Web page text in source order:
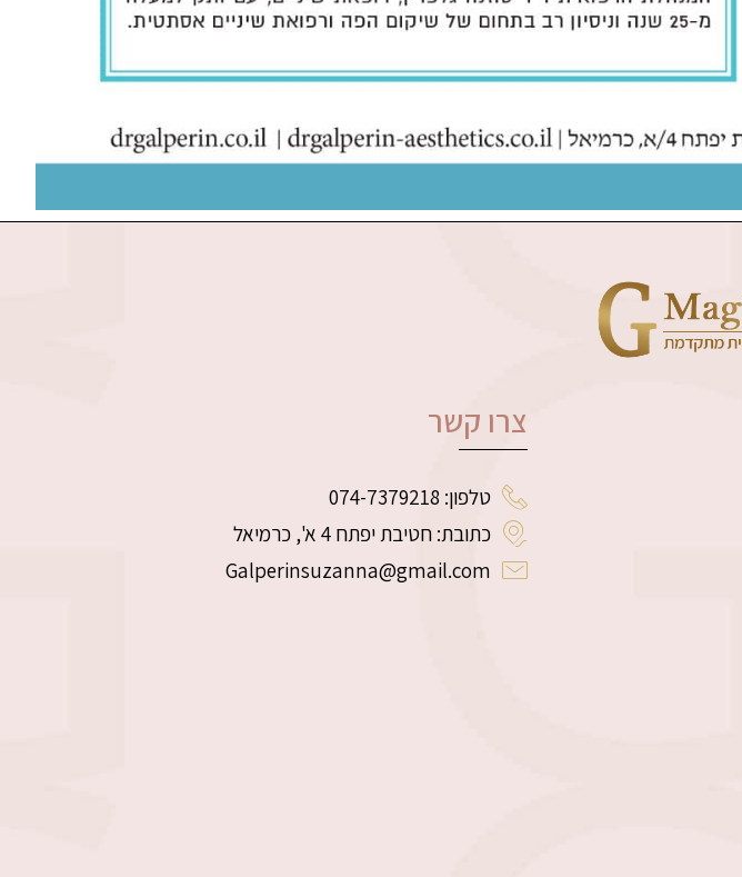
צרו קשר
טלפון: 074-7379218
כתובת: חטיבת יפתח 4 א', כרמיאל
Galperinsuzanna@gmail.com